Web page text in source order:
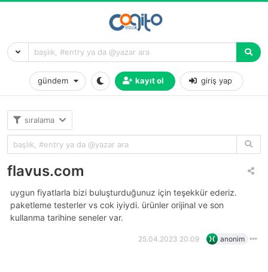
gündem kayıt ol giriş yap
sıralama
flavus.com
uygun fiyatlarla bizi buluşturduğunuz için teşekkür ederiz.
paketleme testerler vs cok iyiydi. ürünler orijinal ve son
kullanma tarihine seneler var.
25.04.2023 20:09 anonim